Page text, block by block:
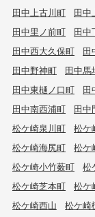
田中上古川町
田中
田中里ノ前町
田中
田中西大久保町
田
田中野神町
田中馬
田中東樋ノ口町
田
田中南西浦町
田中
松ケ崎泉川町
松ケ
松ケ崎海尻町
松ケ
松ケ崎小竹薮町
松
松ケ崎芝本町
松ケ
松ケ崎西山
松ケ崎